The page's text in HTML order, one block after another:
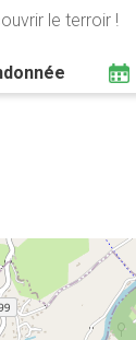
le terroir !